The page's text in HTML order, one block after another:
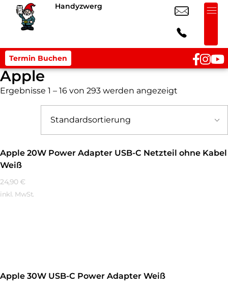
Handyzwerg
Termin Buchen
Apple
Ergebnisse 1 – 16 von 293 werden angezeigt
Apple 20W Power Adapter USB-C Netzteil ohne Kabel
Weiß
24,90 €
inkl. MwSt.
Apple 30W USB-C Power Adapter Weiß